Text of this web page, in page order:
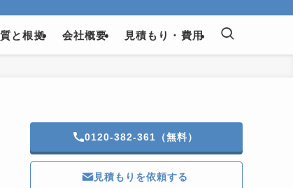
と根拠 会社概要 見積もり・費用
0120-382-361（無料）
見積もりを依頼する